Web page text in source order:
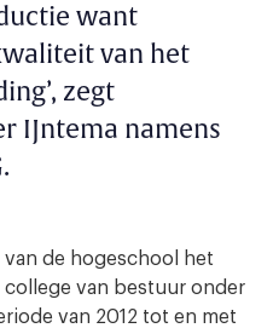
want
van het
zegt
IJntema namens
de hogeschool het
van bestuur onder
van 2012 tot en met